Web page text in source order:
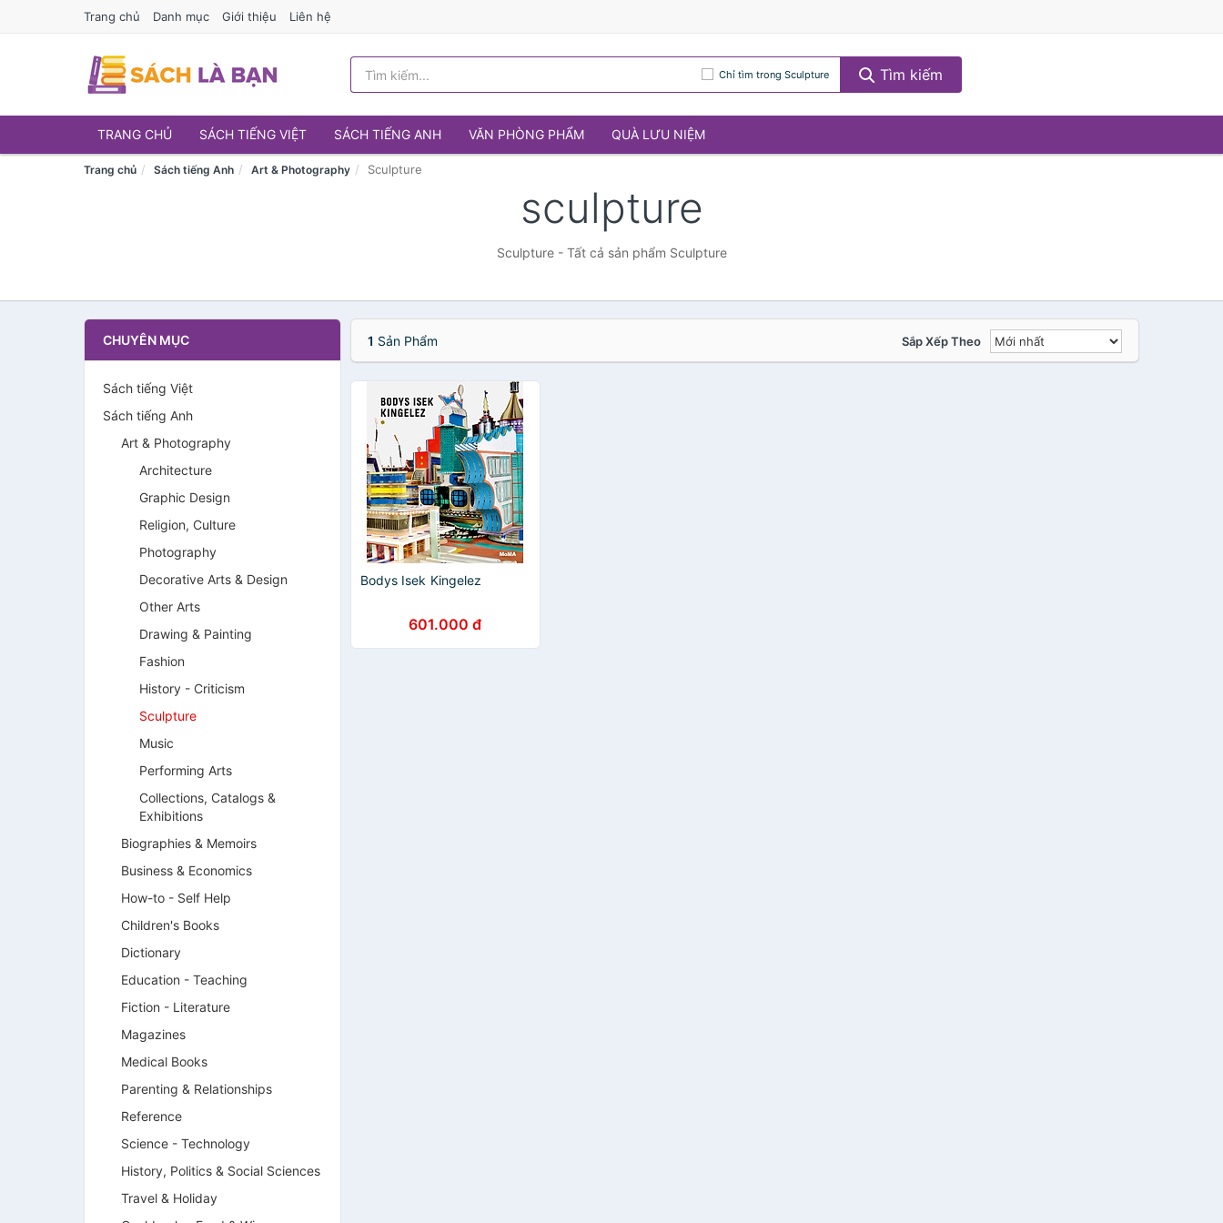
Trang chủ Danh mục Giới thiệu Liên hệ
Chỉ tìm trong Sculpture Tìm kiếm
TRANG CHỦ SÁCH TIẾNG VIỆT SÁCH TIẾNG ANH VĂN PHÒNG PHẨM QUÀ LƯU NIỆM
Trang chủ Sách tiếng Anh Art & Photography Sculpture
sculpture
Sculpture - Tất cả sản phẩm Sculpture
CHUYÊN MỤC
Sách tiếng Việt
Sách tiếng Anh
Art & Photography
Architecture
Graphic Design
Religion, Culture
Photography
Decorative Arts & Design
Other Arts
Drawing & Painting
Fashion
History - Criticism
Sculpture
Music
Performing Arts
Collections, Catalogs &
Exhibitions
Biographies & Memoirs
Business & Economics
How-to - Self Help
Children's Books
Dictionary
Education - Teaching
Fiction - Literature
Magazines
Medical Books
Parenting & Relationships
Reference
Science - Technology
History, Politics & Social Sciences
Travel & Holiday
1 Sản Phẩm Sắp Xếp Theo
Bodys Isek Kingelez
601.000 đ